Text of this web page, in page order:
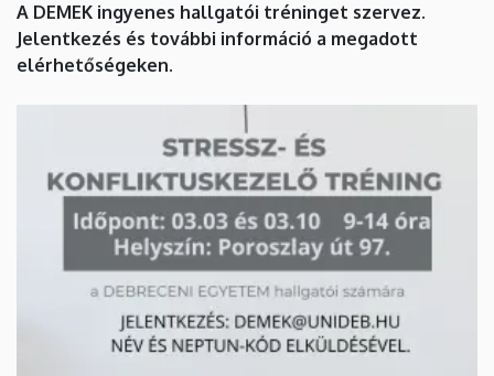
Mentálhigiénés
és
Esélyegyenlőségi
Központ
A DEMEK ingyenes hallgatói tréninget szervez.
Jelentkezés és további információ a megadott
elérhetőségeken.